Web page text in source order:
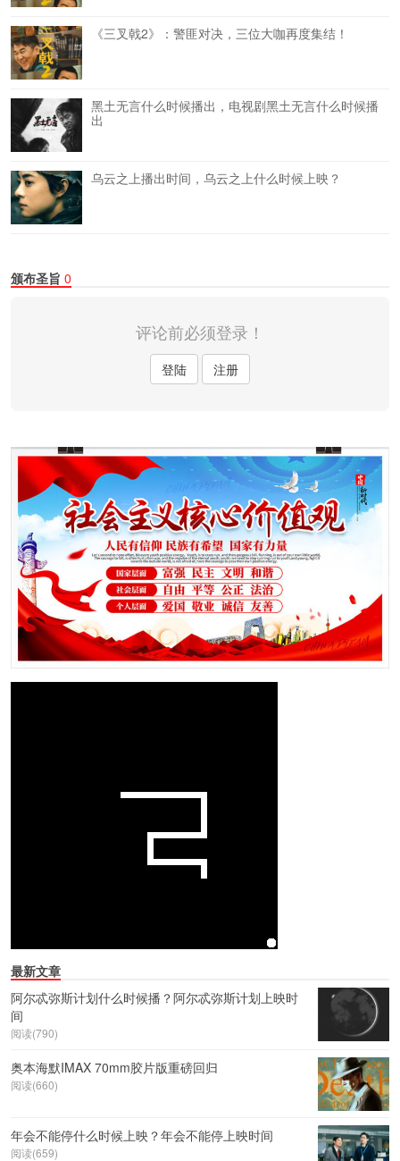
《三叉戟2》：警匪对决，三位大咖再度集结！
黑土无言什么时候播出，电视剧黑土无言什么时候播
出
乌云之上播出时间，乌云之上什么时候上映？
颁布圣旨 0
评论前必须登录！
登陆 注册
最新文章
阿尔忒弥斯计划什么时候播？阿尔忒弥斯计划上映时
间
阅读(790)
奥本海默IMAX 70mm胶片版重磅回归
阅读(660)
年会不能停什么时候上映？年会不能停上映时间
阅读(659)